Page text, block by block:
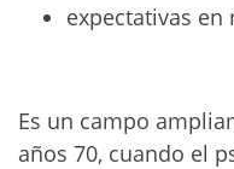
expectativas en
Es un campo
años 70, cuando el